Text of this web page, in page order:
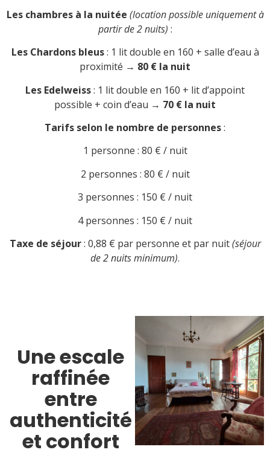
Les chambres à la nuitée (location possible uniquement à
partir de 2 nuits) :
Les Chardons bleus: 1 lit double en 160 + salle d’eau à
proximité → 80 € la nuit
Les Edelweiss: 1 lit double en 160 + lit d’appoint
possible + coin d’eau → 70 € la nuit
Tarifs selon le nombre de personnes:
1 personne : 80 € / nuit
2 personnes : 80 € / nuit
3 personnes : 150 € / nuit
4 personnes : 150 € / nuit
Taxe de séjour: 0,88 € par personne et par nuit(séjour
de 2 nuits minimum).
Une escale
raffinée
entre
authenticité
et confort